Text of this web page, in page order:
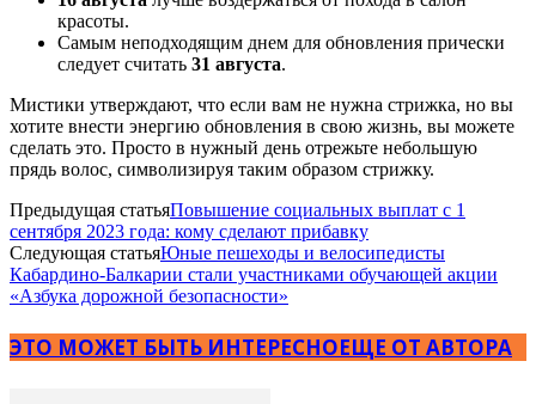
красоты.
Самым неподходящим днем для обновления прически
следует считать 31 августа.
Мистики утверждают, что если вам не нужна стрижка, но вы
хотите внести энергию обновления в свою жизнь, вы можете
сделать это. Просто в нужный день отрежьте небольшую
прядь волос, символизируя таким образом стрижку.
Предыдущая статьяПовышение социальных выплат с 1
сентября 2023 года: кому сделают прибавку
Следующая статьяЮные пешеходы и велосипедисты
Кабардино-Балкарии стали участниками обучающей акции
«Азбука дорожной безопасности»
ЭТО МОЖЕТ БЫТЬ ИНТЕРЕСНОЕЩЕ ОТ АВТОРА